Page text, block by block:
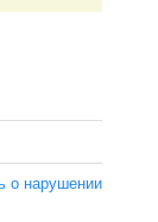
о нарушении